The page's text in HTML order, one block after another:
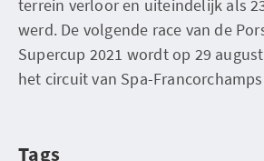
terrein verloor en uiteindelijk als
werd. De volgende race van de
Supercup 2021 wordt op 29
het circuit van Spa-
Tags